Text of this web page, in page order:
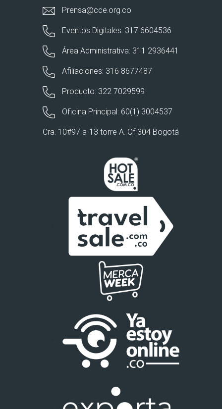
Prensa@cce.org.co
Eventos Digitales: 317 6604536
Área Administrativa: 311 2936441
Afiliaciones: 316 8677487
Producto: 322 7029599
Oficina Principal: 60(1) 3004537
Cra. 10#97 a-13 torre A. Of 304 Bogotá